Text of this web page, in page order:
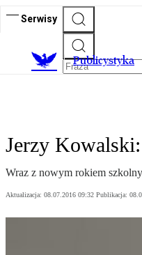
Serwisy
Publicystyka
Jerzy
Wraz z nowym rokiem
Aktualizacja: 08.07.2016 09:32 Publikacja: